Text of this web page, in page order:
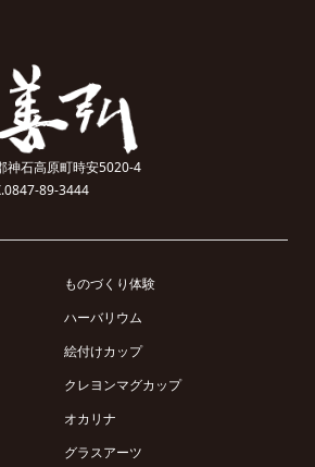
神石高原町時安5020-4
89-3444
ものづくり体験
ハーバリウム
絵付けカップ
クレヨンマグカップ
オカリナ
グラスアーツ